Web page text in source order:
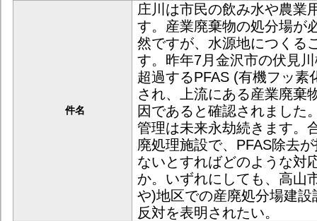
件名
庄川は市民の飲み水や農業
す。産業廃棄物の処分場が
然ですが、水源地につくる
す。昨年7月金沢市の伏見
超過するPFAS (有機フッ素
され、上流にある産業廃棄
因であると確認されました
管理は未来永劫続きます。
廃処理施設で、PFAS除去
ないとすればどのような対
か。いずれにしても、高山
や)地区での産廃処分場建設
反対を表明されたい。